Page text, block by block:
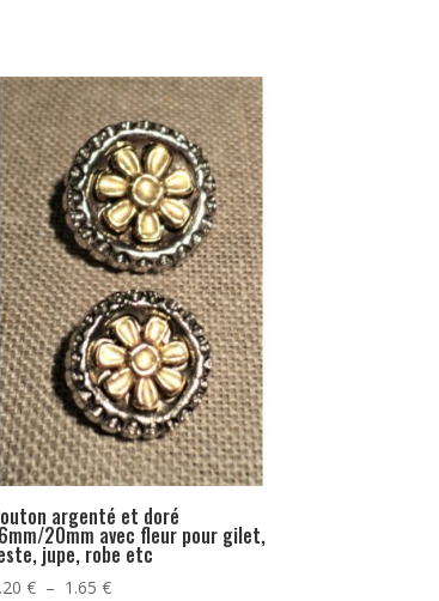
argenté et doré
20mm avec fleur pour gilet,
jupe, robe etc
€ – 1.65€Plage